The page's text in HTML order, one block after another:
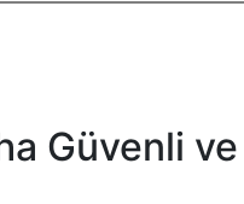
Güvenli ve